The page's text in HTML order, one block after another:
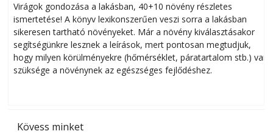
Virágok gondozása a lakásban, 40+10 növény részletes
ismertetése! A könyv lexikonszerűen veszi sorra a lakásban
sikeresen tart­ha­tó növényeket. Már a növény kiválasztásakor
segítségünkre lesznek a leírások, mert pontosan megtudjuk,
hogy milyen körülményekre (hőmérséklet, páratartalom stb.) van
szüksége a növénynek az egészséges fejlődéshez.
Kövess minket